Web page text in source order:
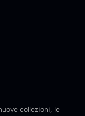
collezioni, le